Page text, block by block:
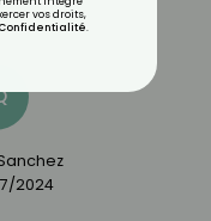
2024
vos droits,
.